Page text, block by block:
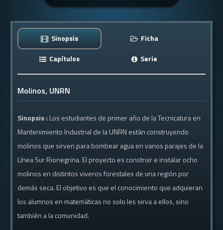
Sinopsis
Ficha
Capítulos
Serie
Molinos, UNRN
Sinopsis : Los estudiantes de primer año de la Tecnicatura en
Mantenimiento Industrial de la UNRN están construyendo
molinos que sirven para bombear agua en varios parajes de la
Línea Sur Rionegrina. El proyecto es construir e instalar ocho
molinos en distintos viveros forestales de una región por
demás seca. El objetivo es que el conocimiento que adquieran
los alumnos en matemáticas no solo les sirva a ellos, sino
también a la comunidad.